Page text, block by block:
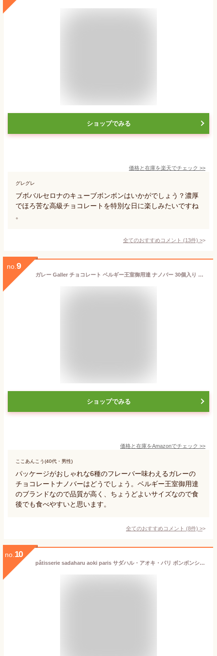
ショップでみる
価格と在庫を楽天でチェック >>
グレグレ
ブボバルセロナのキューブボンボンはいかがでしょう？濃厚
でほろ苦な高級チョコレートを特別な日に楽しみたいですね
。
全てのおすすめコメント (13件) >
no. 9
ガレー Galler チョコレート ベルギー王室御用達 ナノバー 30個入り バレンタイン お年賀 ギフト スイーツ お菓子 個包装 お取り寄せ 手さげ袋付き
ショップでみる
価格と在庫をAmazonでチェック >>
ここあんこう(40代・男性)
パッケージがおしゃれな6種のフレーバー味わえるガレーの
チョコレートナノバーはどうでしょう。ベルギー王室御用達
のブランドなので品質が高く、ちょうどよいサイズなので食
後でも食べやすいと思います。
全てのおすすめコメント (8件) >
no. 10
pâtisserie sadaharu aoki paris サダハル・アオキ・パリ ボンボンショコラ 6個入り チョコレート チョコ 詰め合わせ ギフト お菓子 手提げ袋付き 人気 詰め合わせ 洋菓子 お土産 かわいい おしゃれ